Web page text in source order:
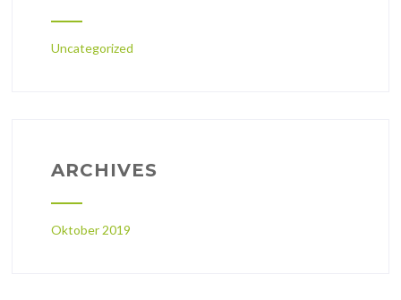
Uncategorized
ARCHIVES
Oktober 2019